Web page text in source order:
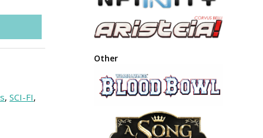
,SCI-FI,
Other